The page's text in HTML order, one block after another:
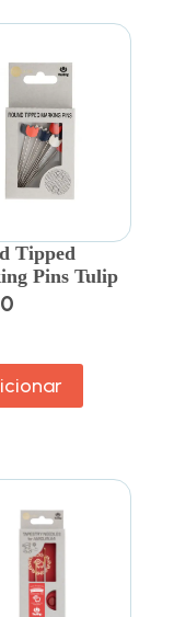
Tipped
Pins Tulip